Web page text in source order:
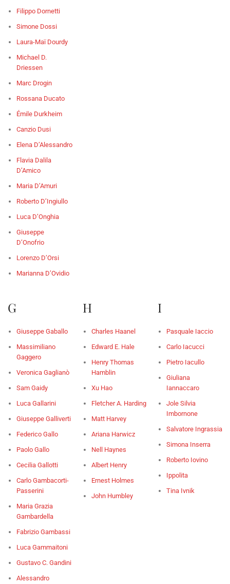
Filippo Dornetti
Simone Dossi
Laura-Maï Dourdy
Michael D.
Driessen
Marc Drogin
Rossana Ducato
Émile Durkheim
Canzio Dusi
Elena D’Alessandro
Flavia Dalila
D’Amico
Maria D’Amuri
Roberto D’Ingiullo
Luca D’Onghia
Giuseppe
D’Onofrio
Lorenzo D’Orsi
Marianna D’Ovidio
G
Giuseppe Gaballo
Massimiliano
Gaggero
Veronica Gaglianò
Sam Gaidy
Luca Gallarini
Giuseppe Galliverti
Federico Gallo
Paolo Gallo
Cecilia Gallotti
Carlo Gambacorti-
Passerini
Maria Grazia
Gambardella
Fabrizio Gambassi
Luca Gammaitoni
Gustavo C. Gandini
Alessandro
H
Charles Haanel
Edward E. Hale
Henry Thomas
Hamblin
Xu Hao
Fletcher A. Harding
Matt Harvey
Ariana Harwicz
Nell Haynes
Albert Henry
Ernest Holmes
John Humbley
I
Pasquale Iaccio
Carlo Iacucci
Pietro Iacullo
Giuliana
Iannaccaro
Jole Silvia
Imbornone
Salvatore Ingrassia
Simona Inserra
Roberto Iovino
Ippolita
Tina Ivnik